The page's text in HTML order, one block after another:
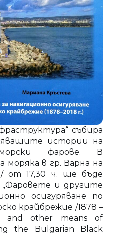
събира
истории на
фарове. В
в гр. Варна на
от 17,30 ч. ще бъде
и другите
осигуряване по
крайбрежие /1878 –
and other means of
the Bulgarian Black